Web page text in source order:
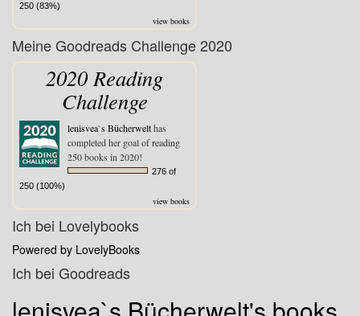
250 (83%)
view books
Meine Goodreads Challenge 2020
2020 Reading
Challenge
lenisvea`s Bücherwelthas
completed her goal of reading
250 books in 2020!
276 of
250 (100%)
view books
Ich bei Lovelybooks
Powered by LovelyBooks
Ich bei Goodreads